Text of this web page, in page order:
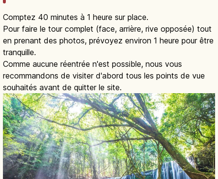
Comptez 40 minutes à 1 heure sur place.
Pour faire le tour complet (face, arrière, rive opposée) tout
en prenant des photos, prévoyez environ 1 heure pour être
tranquille.
Comme aucune réentrée n'est possible, nous vous
recommandons de visiter d'abord tous les points de vue
souhaités avant de quitter le site.